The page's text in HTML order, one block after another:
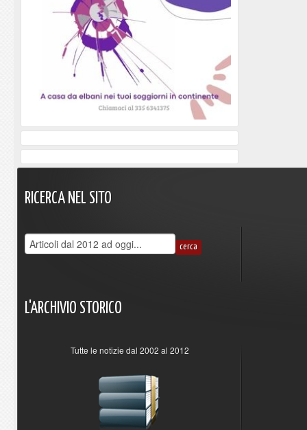
RICERCA NEL SITO
L'ARCHIVIO STORICO
Tutte le notizie dal 2002 al 2012